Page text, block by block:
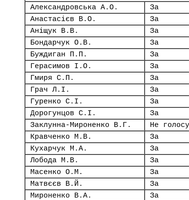
Александровська А.О.
За
Анастасієв В.О.
За
Аніщук В.В.
За
Бондарчук О.В.
За
Буждиган П.П.
За
Герасимов І.О.
За
Гмиря С.П.
За
Грач Л.І.
За
Гуренко С.І.
За
Дорогунцов С.І.
За
Заклунна-Мироненко В.Г.
Не
Кравченко М.В.
За
Кухарчук М.А.
За
Лобода М.В.
За
Масенко О.М.
За
Матвєєв В.Й.
За
Мироненко В.А.
За